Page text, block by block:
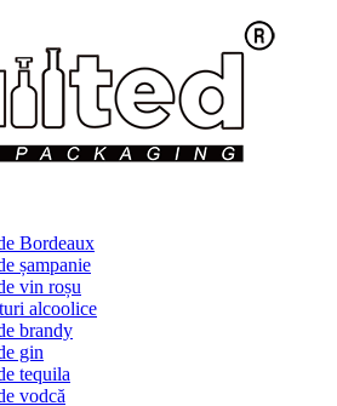
Bordeaux
șampanie
vin roșu
alcoolice
brandy
gin
tequila
vodcă